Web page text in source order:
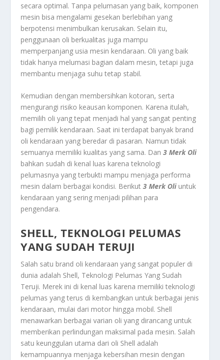
secara optimal. Tanpa pelumasan yang baik, komponen
mesin bisa mengalami gesekan berlebihan yang
berpotensi menimbulkan kerusakan. Selain itu,
penggunaan oli berkualitas juga mampu
memperpanjang usia mesin kendaraan. Oli yang baik
tidak hanya melumasi bagian dalam mesin, tetapi juga
membantu menjaga suhu tetap stabil.
Kemudian dengan membersihkan kotoran, serta
mengurangi risiko keausan komponen. Karena itulah,
memilih oli yang tepat menjadi hal yang sangat penting
bagi pemilik kendaraan. Saat ini terdapat banyak brand
oli kendaraan yang beredar di pasaran. Namun tidak
semuanya memiliki kualitas yang sama. Dan3 Merk Oli
bahkan sudah di kenal luas karena teknologi
pelumasnya yang terbukti mampu menjaga performa
mesin dalam berbagai kondisi. Berikut3 Merk Oliuntuk
kendaraan yang sering menjadi pilihan para
pengendara.
SHELL, TEKNOLOGI PELUMAS
YANG SUDAH TERUJI
Salah satu brand oli kendaraan yang sangat populer di
dunia adalah Shell, Teknologi Pelumas Yang Sudah
Teruji. Merek ini di kenal luas karena memiliki teknologi
pelumas yang terus di kembangkan untuk berbagai jenis
kendaraan, mulai dari motor hingga mobil. Shell
menawarkan berbagai varian oli yang dirancang untuk
memberikan perlindungan maksimal pada mesin. Salah
satu keunggulan utama dari oli Shell adalah
kemampuannya menjaga kebersihan mesin dengan